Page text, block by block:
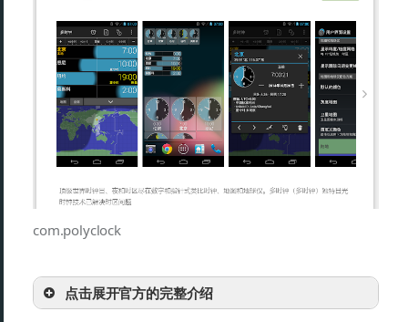
com.polyclock
点击展开官方的完整介绍